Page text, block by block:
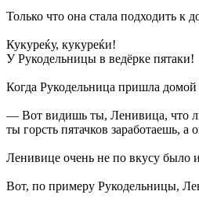
Только что она стала подходить к
Кукуреќу, кукуреќи!
У Рукодельницы в ведёрке пятаки!
Когда Рукодельница пришла
— Вот видишь ты, Ленивица, что
ты горсть пятачков заработаешь, а
Ленивице очень не по вкусу было
Вот, по примеру Рукодельницы,